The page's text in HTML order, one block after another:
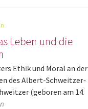
Leben und die
Ethik und Moral an der
des Albert-Schweitzer-
(geboren am 14.